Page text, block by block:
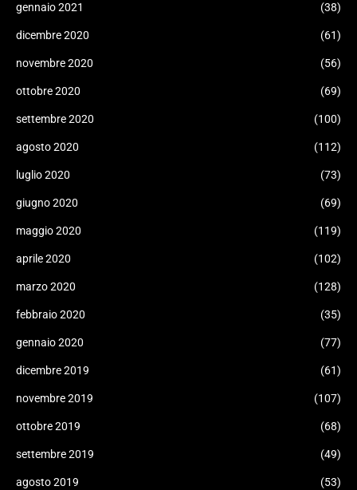
gennaio 2021 (38)
dicembre 2020 (61)
novembre 2020 (56)
ottobre 2020 (69)
settembre 2020 (100)
agosto 2020 (112)
luglio 2020 (73)
giugno 2020 (69)
maggio 2020 (119)
aprile 2020 (102)
marzo 2020 (128)
febbraio 2020 (35)
gennaio 2020 (77)
dicembre 2019 (61)
novembre 2019 (107)
ottobre 2019 (68)
settembre 2019 (49)
agosto 2019 (53)